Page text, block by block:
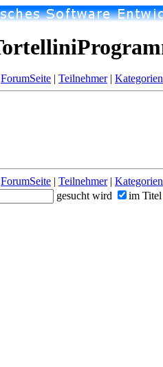
ForumSeite | Teilnehmer| Kategorien
ForumSeite | Teilnehmer| Kategorien
gesucht wird im Titel